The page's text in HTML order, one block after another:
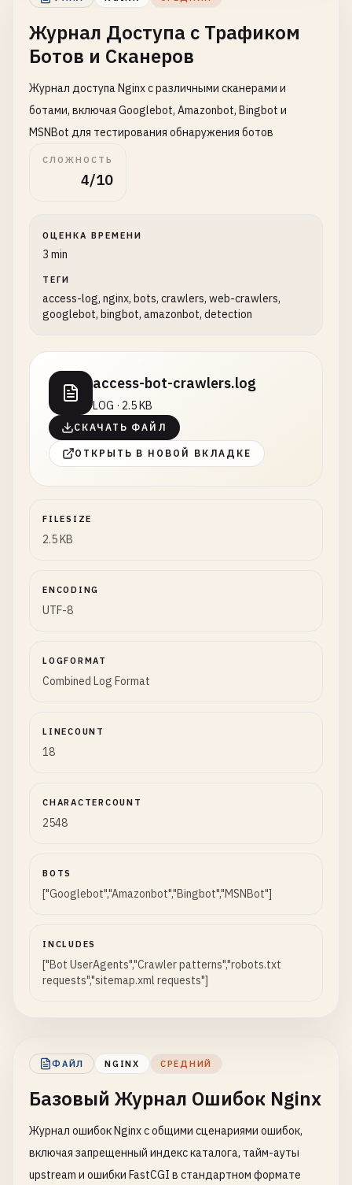
Журнал Доступа с Трафиком
Ботов и Сканеров
Журнал доступа Nginx с различными сканерами и
ботами, включая Googlebot, Amazonbot, Bingbot и
MSNBot для тестирования обнаружения ботов
СЛОЖНОСТЬ
4/10
ОЦЕНКА ВРЕМЕНИ
3 min
ТЕГИ
access-log, nginx, bots, crawlers, web-crawlers,
googlebot, bingbot, amazonbot, detection
access-bot-crawlers.log
LOG · 2.5 KB
СКАЧАТЬ ФАЙЛ
ОТКРЫТЬ В НОВОЙ ВКЛАДКЕ
FILESIZE
2.5 KB
ENCODING
UTF-8
LOGFORMAT
Combined Log Format
LINECOUNT
18
CHARACTERCOUNT
2548
BOTS
["Googlebot","Amazonbot","Bingbot","MSNBot"]
INCLUDES
["Bot UserAgents","Crawler patterns","robots.txt
requests","sitemap.xml requests"]
ФАЙЛ NGINX СРЕДНИЙ
Базовый Журнал Ошибок Nginx
Журнал ошибок Nginx с общими сценариями ошибок,
включая запрещенный индекс каталога, тайм-ауты
upstream и ошибки FastCGI в стандартном формате